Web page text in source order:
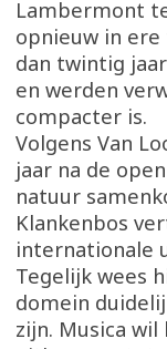
Lambermont
opnieuw in
dan twintig
en werden
compacter is.
Volgens Van
jaar na de
natuur
Klankenbos
internationale
Tegelijk wees
domein
zijn. Musica